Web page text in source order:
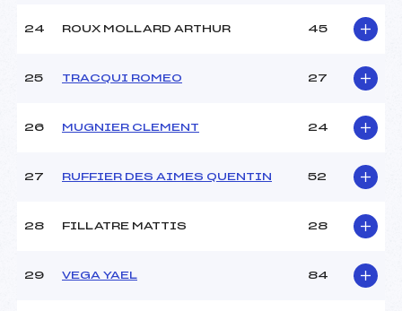
24 ROUX MOLLARD ARTHUR 45
25 TRACQUI ROMEO 27
26 MUGNIER CLEMENT 24
27 RUFFIER DES AIMES QUENTIN 52
28 FILLATRE MATTIS 28
29 VEGA YAEL 84